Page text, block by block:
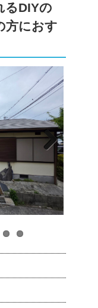
るDIYの
方におす